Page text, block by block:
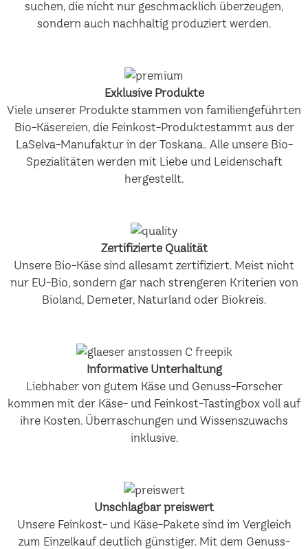
suchen, die nicht nur geschmacklich überzeugen,
sondern auch nachhaltig produziert werden.
Exklusive Produkte
Viele unserer Produkte stammen von familiengeführten
Bio-Käsereien, die Feinkost-Produktestammt aus der
LaSelva-Manufaktur in der Toskana.. Alle unsere Bio-
Spezialitäten werden mit Liebe und Leidenschaft
hergestellt.
Zertifizierte Qualität
Unsere Bio-Käse sind allesamt zertifiziert. Meist nicht
nur EU-Bio, sondern gar nach strengeren Kriterien von
Bioland, Demeter, Naturland oder Biokreis.
Informative Unterhaltung
Liebhaber von gutem Käse und Genuss-Forscher
kommen mit der Käse- und Feinkost-Tastingbox voll auf
ihre Kosten. Überraschungen und Wissenszuwachs
inklusive.
Unschlagbar preiswert
Unsere Feinkost- und Käse-Pakete sind im Vergleich
zum Einzelkauf deutlich günstiger. Mit dem Genuss-